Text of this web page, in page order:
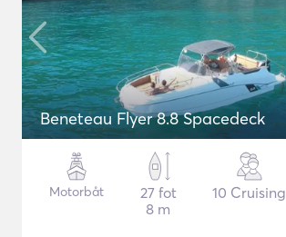
Beneteau Flyer 8.8 Spacedeck
Motorbåt
27 fot
8 m
10 Cruising